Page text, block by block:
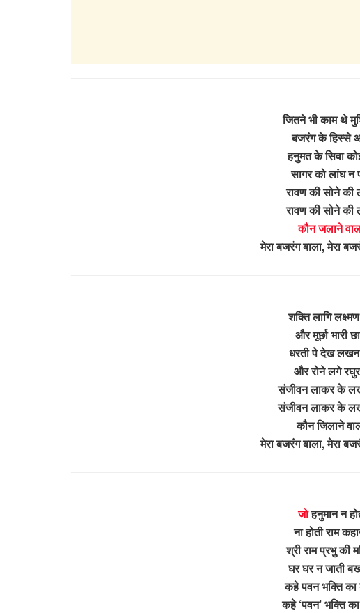
जितने भी काम थे
बजरंग के हिस्से
हनुमत के सिवा
सागर को लांघ न
रावण की सोने की
रावण की सोने की
कौन जलाने
मेरा बजरंग बाला, मेरा
शक्ति लागि
और मूर्छा भारी
धरती पे देख
और रोने लगे
संजीवन लाकर के
संजीवन लाकर के
कौन जिलाने
मेरा बजरंग बाला, मेरा
जोहनुमान न
ना होती राम
श्री राम प्रभु की
घर घर न जाती
कहे पवन भक्ति का
कहे ‘पवन’ भक्ति